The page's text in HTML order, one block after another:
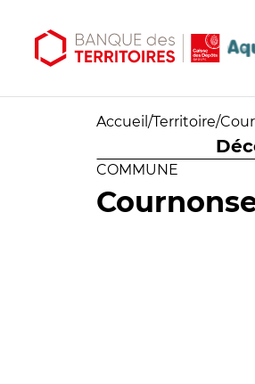
Accueil /Territoire/
COMMUNE